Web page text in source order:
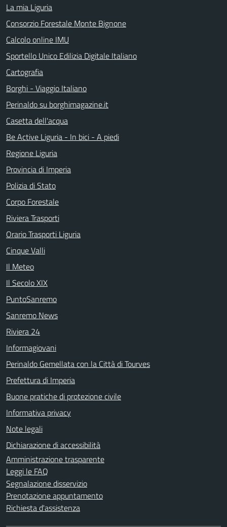
La mia Liguria
Consorzio Forestale Monte Bignone
Calcolo online IMU
Sportello Unico Edilizia Digitale Italiano
Cartografia
Borghi - Viaggio Italiano
Perinaldo su borghimagazine.it
Casetta dell'acqua
Be Active Liguria - In bici - A piedi
Regione Liguria
Provincia di Imperia
Polizia di Stato
Corpo Forestale
Riviera Trasporti
Orario Trasporti Liguria
Cinque Valli
Il Meteo
Il Secolo XIX
PuntoSanremo
Sanremo News
Riviera 24
Informagiovani
Perinaldo Gemellata con la Città di Tourves
Prefettura di Imperia
Buone pratiche di protezione civile
Informativa privacy
Note legali
Dichiarazione di accessibilità
Amministrazione trasparente
Leggi le FAQ
Segnalazione disservizio
Prenotazione appuntamento
Richiesta d'assistenza